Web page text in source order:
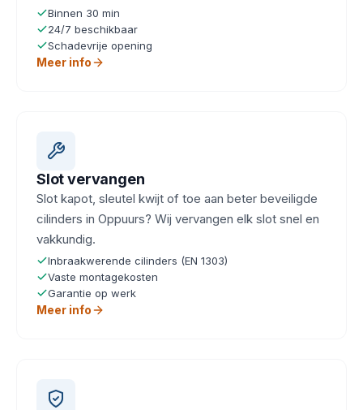
Binnen 30 min
24/7 beschikbaar
Schadevrije opening
Meer info
Slot vervangen
Slot kapot, sleutel kwijt of toe aan beter beveiligde
cilinders in Oppuurs? Wij vervangen elk slot snel en
vakkundig.
Inbraakwerende cilinders (EN 1303)
Vaste montagekosten
Garantie op werk
Meer info